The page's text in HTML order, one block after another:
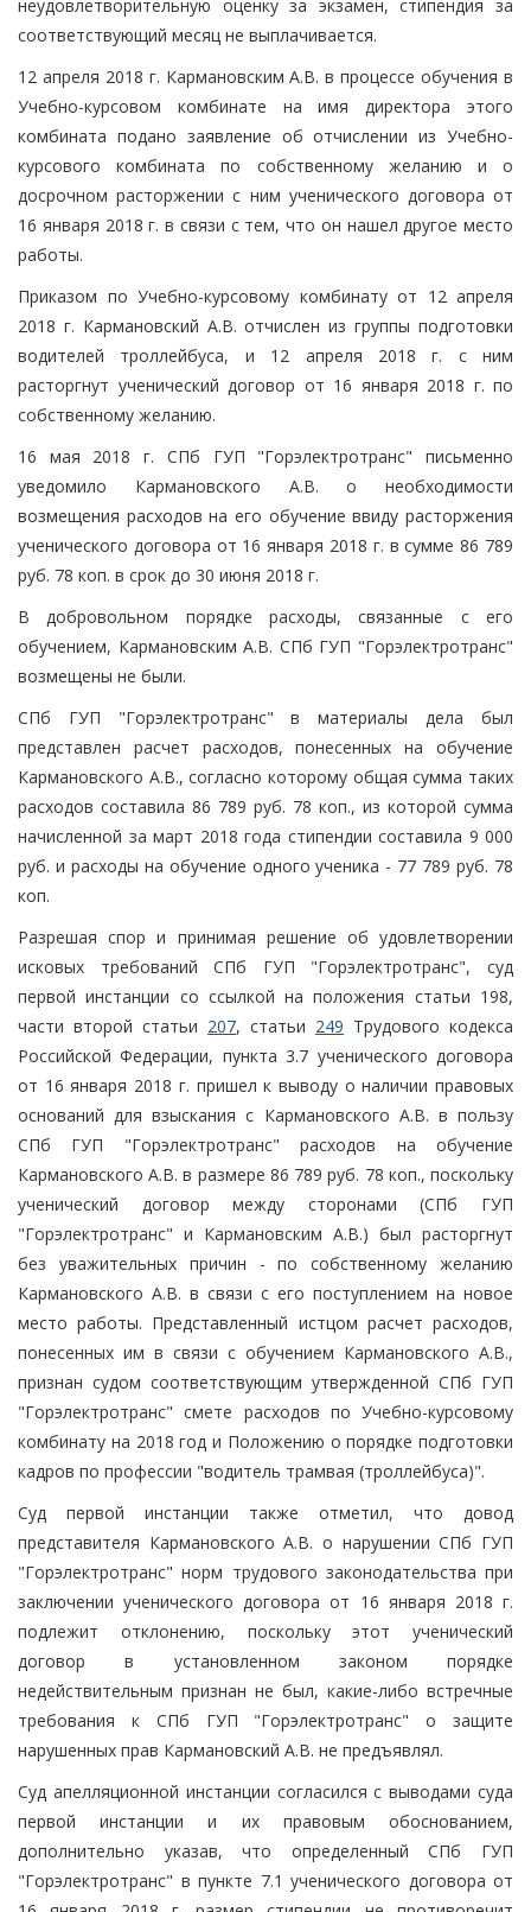
неудовлетворительную оценку за экзамен, стипендия за
соответствующий месяц не выплачивается.
12 апреля 2018 г. Кармановским А.В. в процессе обучения в
Учебно-курсовом комбинате на имя директора этого
комбината подано заявление об отчислении из Учебно-
курсового комбината по собственному желанию и о
досрочном расторжении с ним ученического договора от
16 января 2018 г. в связи с тем, что он нашел другое место
работы.
Приказом по Учебно-курсовому комбинату от 12 апреля
2018 г. Кармановский А.В. отчислен из группы подготовки
водителей троллейбуса, и 12 апреля 2018 г. с ним
расторгнут ученический договор от 16 января 2018 г. по
собственному желанию.
16 мая 2018 г. СПб ГУП "Горэлектротранс" письменно
уведомило Кармановского А.В. о необходимости
возмещения расходов на его обучение ввиду расторжения
ученического договора от 16 января 2018 г. в сумме 86 789
руб. 78 коп. в срок до 30 июня 2018 г.
В добровольном порядке расходы, связанные с его
обучением, Кармановским А.В. СПб ГУП "Горэлектротранс"
возмещены не были.
СПб ГУП "Горэлектротранс" в материалы дела был
представлен расчет расходов, понесенных на обучение
Кармановского А.В., согласно которому общая сумма таких
расходов составила 86 789 руб. 78 коп., из которой сумма
начисленной за март 2018 года стипендии составила 9 000
руб. и расходы на обучение одного ученика - 77 789 руб. 78
коп.
Разрешая спор и принимая решение об удовлетворении
исковых требований СПб ГУП "Горэлектротранс", суд
первой инстанции со ссылкой на положения статьи 198,
части второй статьи 207, статьи 249 Трудового кодекса
Российской Федерации, пункта 3.7 ученического договора
от 16 января 2018 г. пришел к выводу о наличии правовых
оснований для взыскания с Кармановского А.В. в пользу
СПб ГУП "Горэлектротранс" расходов на обучение
Кармановского А.В. в размере 86 789 руб. 78 коп., поскольку
ученический договор между сторонами (СПб ГУП
"Горэлектротранс" и Кармановским А.В.) был расторгнут
без уважительных причин - по собственному желанию
Кармановского А.В. в связи с его поступлением на новое
место работы. Представленный истцом расчет расходов,
понесенных им в связи с обучением Кармановского А.В.,
признан судом соответствующим утвержденной СПб ГУП
"Горэлектротранс" смете расходов по Учебно-курсовому
комбинату на 2018 год и Положению о порядке подготовки
кадров по профессии "водитель трамвая (троллейбуса)".
Суд первой инстанции также отметил, что довод
представителя Кармановского А.В. о нарушении СПб ГУП
"Горэлектротранс" норм трудового законодательства при
заключении ученического договора от 16 января 2018 г.
подлежит отклонению, поскольку этот ученический
договор в установленном законом порядке
недействительным признан не был, какие-либо встречные
требования к СПб ГУП "Горэлектротранс" о защите
нарушенных прав Кармановский А.В. не предъявлял.
Суд апелляционной инстанции согласился с выводами суда
первой инстанции и их правовым обоснованием,
дополнительно указав, что определенный СПб ГУП
"Горэлектротранс" в пункте 7.1 ученического договора от